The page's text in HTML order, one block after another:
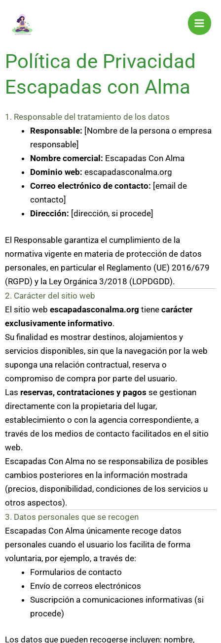
contenido
Política de Privacidad
Escapadas con Alma
1. Responsable del tratamiento de los datos
Responsable: [Nombre de la persona o empresa
responsable]
Nombre comercial: Escapadas Con Alma
Dominio web: escapadasconalma.org
Correo electrónico de contacto: [email de
contacto]
Dirección: [dirección, si procede]
El Responsable garantiza el cumplimiento de la
normativa vigente en materia de protección de datos
personales, en particular el Reglamento (UE) 2016/679
(RGPD) y la Ley Orgánica 3/2018 (LOPDGDD).
2. Carácter del sitio web
El sitio web escapadasconalma.org tiene carácter
exclusivamente informativo.
Su finalidad es mostrar destinos, alojamientos y
servicios disponibles, sin que la navegación por la web
suponga una relación contractual, reserva o
compromiso de compra por parte del usuario.
Las reservas, contrataciones y pagos se gestionan
directamente con la propietaria del lugar,
establecimiento o con la agencia correspondiente, a
través de los medios de contacto facilitados en el sitio
web.
Escapadas Con Alma no se responsabiliza de posibles
cambios posteriores en la información mostrada
(precios, disponibilidad, condiciones de los servicios u
otros aspectos).
3. Datos personales que se recogen
Escapadas Con Alma únicamente recoge datos
personales cuando el usuario los facilita de forma
voluntaria, por ejemplo, a través de:
Formularios de contacto
Envío de correos electrónicos
Suscripción a comunicaciones informativas (si
procede)
Los datos que pueden recogerse incluyen: nombre,